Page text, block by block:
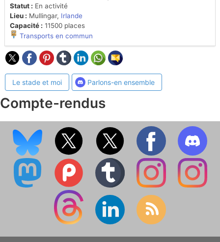
Statut : En activité
Lieu : Mullingar, Irlande
Capacité : 11500 places
Transports en commun
Le stade et moi Parlons-en ensemble
Compte-rendus